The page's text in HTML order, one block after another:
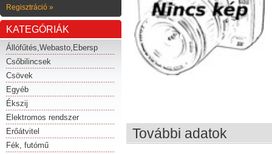
Regisztráció »
KATEGÓRIÁK
Állófűtés,Webasto,Ebersp
Csőbilincsek
Csövek
Egyéb
Ékszij
Elektromos rendszer
Erőátvitel
Fék, futómű
További adatok